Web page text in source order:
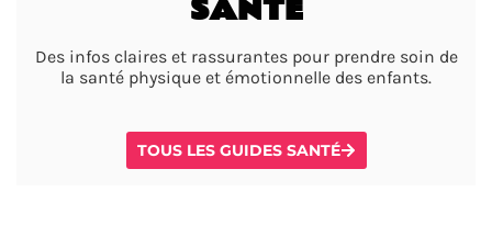
SANTÉ
Des infos claires et rassurantes pour prendre soin de
la santé physique et émotionnelle des enfants.
TOUS LES GUIDES SANTÉ